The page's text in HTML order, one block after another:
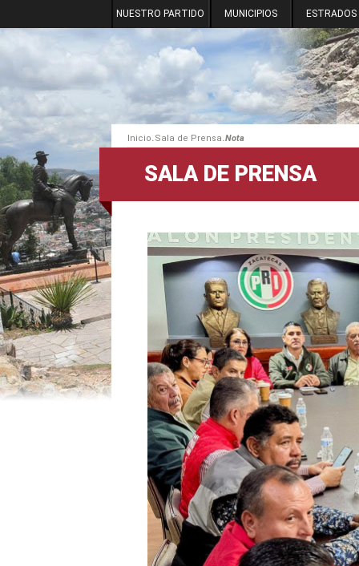
NUESTRO PARTIDO MUNICIPIOS ESTRADOS
Inicio.Sala de Prensa.Nota
SALA DE PRENSA